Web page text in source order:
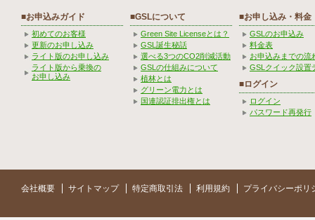
■お申込みガイド
初めてのお客様
更新のお申し込み
ライト版のお申し込み
ライト版から乗換の
お申し込み
■GSLについて
Green Site Licenseとは？
GSL誕生秘話
選べる3つのCO2削減活動
GSLの仕組みについて
植林とは
グリーン電力とは
国連認証排出権とは
■お申し込み・料金
GSLのお申込み
料金表
お申込みまでの流
GSLクイック設置
■ログイン
ログイン
パスワード再発行
会社概要 サイトマップ 特定商取引法 利用規約 プライバシーポリ